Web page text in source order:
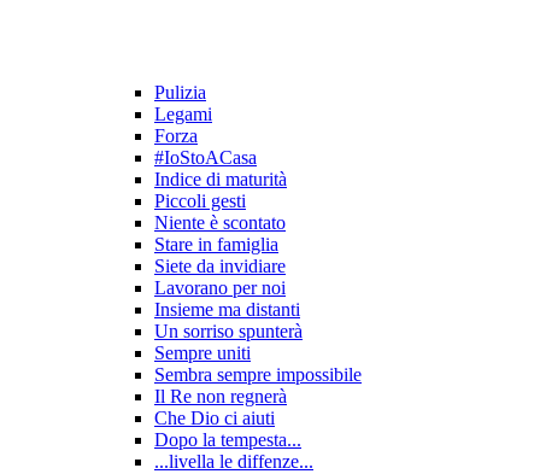
Pulizia
Legami
Forza
#IoStoACasa
Indice di maturità
Piccoli gesti
Niente è scontato
Stare in famiglia
Siete da invidiare
Lavorano per noi
Insieme ma distanti
Un sorriso spunterà
Sempre uniti
Sembra sempre impossibile
Il Re non regnerà
Che Dio ci aiuti
Dopo la tempesta...
...livella le diffenze...